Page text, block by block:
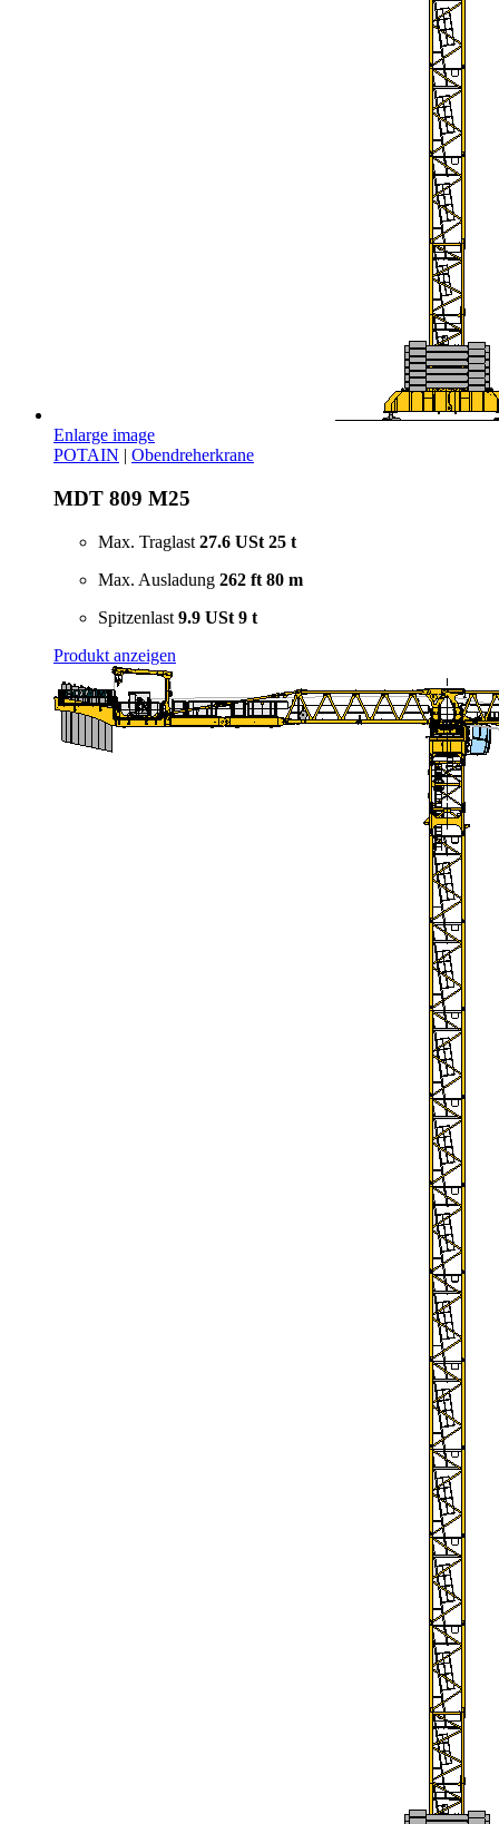
Enlarge image
POTAIN | Obendreherkrane
MDT 809 M25
Max. Traglast 27.6 USt 25 t
Max. Ausladung 262 ft 80 m
Spitzenlast 9.9 USt 9 t
Produkt anzeigen